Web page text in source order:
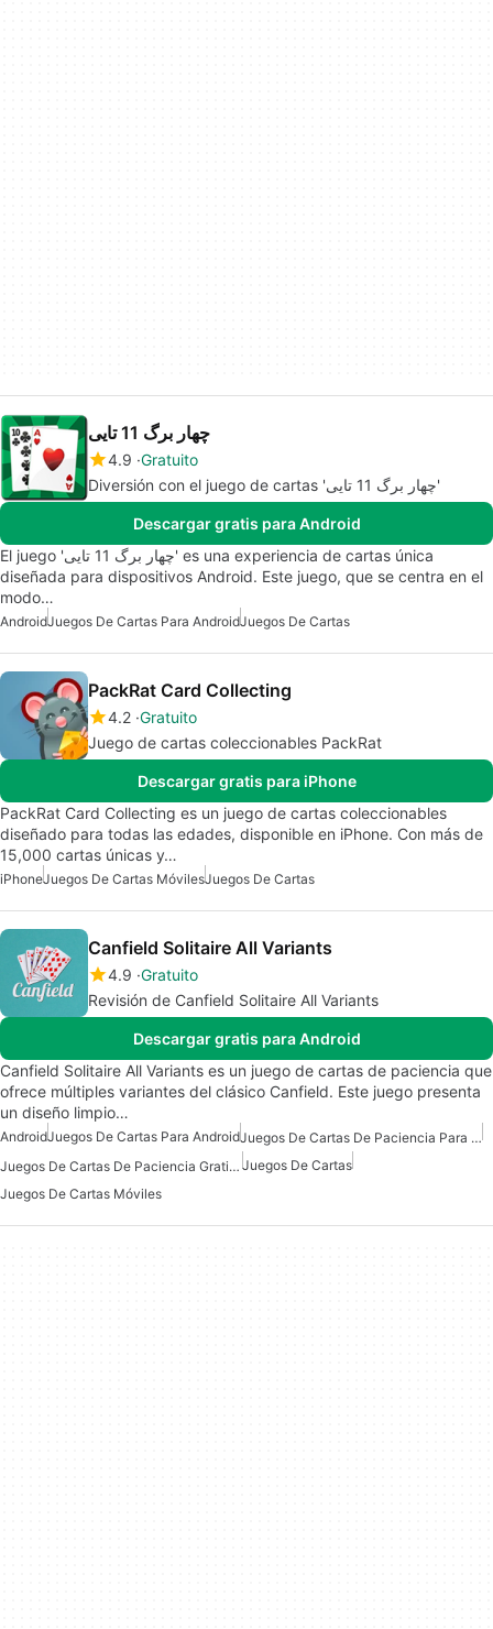
چهار برگ 11 تایی
4.9 Gratuito
Diversión con el juego de cartas 'چهار برگ 11 تایی'
Descargar gratis para Android
El juego 'چهار برگ 11 تایی' es una experiencia de cartas única
diseñada para dispositivos Android. Este juego, que se centra en el
modo…
AndroidJuegos De Cartas Para AndroidJuegos De Cartas
PackRat Card Collecting
4.2 Gratuito
Juego de cartas coleccionables PackRat
Descargar gratis para iPhone
PackRat Card Collecting es un juego de cartas coleccionables
diseñado para todas las edades, disponible en iPhone. Con más de
15,000 cartas únicas y…
iPhoneJuegos De Cartas MóvilesJuegos De Cartas
Canfield Solitaire All Variants
4.9 Gratuito
Revisión de Canfield Solitaire All Variants
Descargar gratis para Android
Canfield Solitaire All Variants es un juego de cartas de paciencia que
ofrece múltiples variantes del clásico Canfield. Este juego presenta
un diseño limpio…
AndroidJuegos De Cartas Para Android
Juegos De Cartas De Paciencia Para Android
Juegos De Cartas De Paciencia Gratis Para Android Juegos De Cartas
Juegos De Cartas Móviles